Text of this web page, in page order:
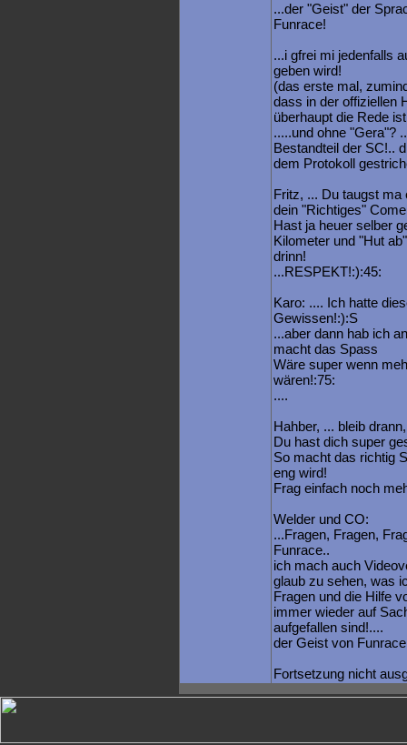
...der "Geist" der
Funrace!
...i gfrei mi jedenfalls
geben wird!
(das erste mal,
dass in der offiziellen
überhaupt die Rede
.....und ohne "Gera"?
Bestandteil der SC!..
dem Protokoll
Fritz, ... Du taugst ma
dein "Richtiges"
Hast ja heuer selber
Kilometer und "Hut
drinn!
...RESPEKT!:):45:
Karo: .... Ich hatte
Gewissen!:):S
...aber dann hab ich
macht das Spass
Wäre super wenn
wären!:75:
....
Hahber, ... bleib
Du hast dich super
So macht das richtig
eng wird!
Frag einfach noch
Welder und CO:
...Fragen, Fragen,
Funrace..
ich mach auch
glaub zu sehen, was
Fragen und die Hilfe
immer wieder auf
aufgefallen sind!....
der Geist von
Fortsetzung nicht